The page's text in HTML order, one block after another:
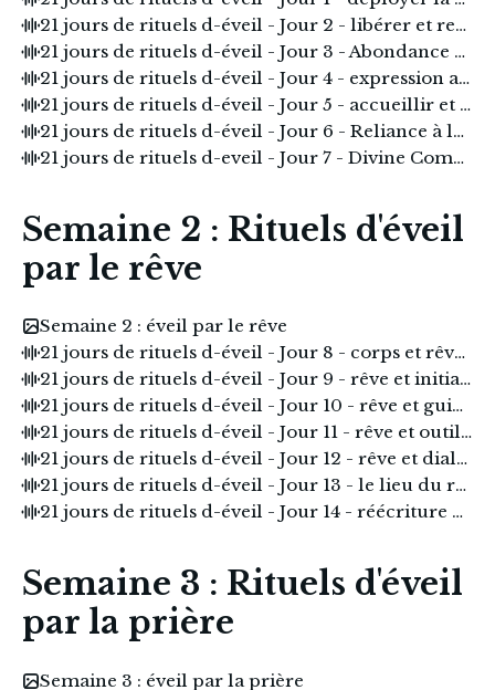
21 jours de rituels d-éveil - Jour 2 - libérer et remercier.mp3
21 jours de rituels d-éveil - Jour 3 - Abondance et plaisir.mp3
21 jours de rituels d-éveil - Jour 4 - expression authentique.mp3
21 jours de rituels d-éveil - Jour 5 - accueillir et laisser se transformer.mp3
21 jours de rituels d-éveil - Jour 6 - Reliance à la Terre.mp3
21 jours de rituels d-eveil - Jour 7 - Divine Compassion.mp3
Semaine 2 : Rituels d'éveil
par le rêve
Semaine 2 : éveil par le rêve
21 jours de rituels d-éveil - Jour 8 - corps et rêve .mp3
21 jours de rituels d-éveil - Jour 9 - rêve et initiation.mp3
21 jours de rituels d-éveil - Jour 10 - rêve et guidance divine .mp3
21 jours de rituels d-éveil - Jour 11 - rêve et outils créatifs .mp3
21 jours de rituels d-éveil - Jour 12 - rêve et dialogue lunaire .mp3
21 jours de rituels d-éveil - Jour 13 - le lieu du rêve .mp3
21 jours de rituels d-éveil - Jour 14 - réécriture du rêve - 28_03_24 15.49.mp3
Semaine 3 : Rituels d'éveil
par la prière
Semaine 3 : éveil par la prière